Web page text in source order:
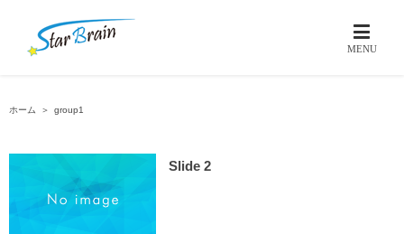
ホーム ＞ group1
Slide 2